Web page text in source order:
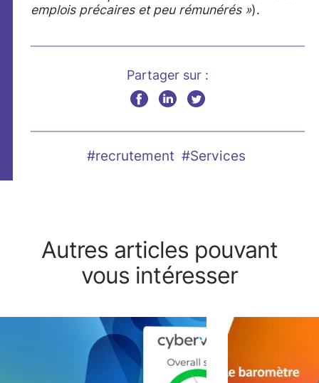
emplois précaires et peu rémunérés »).
Partager sur :
#recrutement #Services
Autres articles pouvant
vous intéresser